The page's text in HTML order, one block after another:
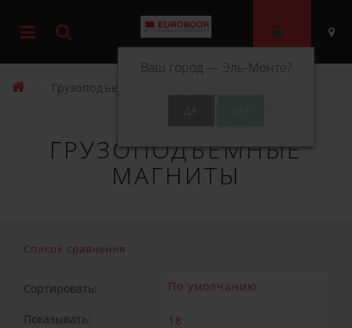
Ваш город — Эль-Монте?
0
Грузоподъемные магниты
ГРУЗОПОДЪЕМНЫЕ
МАГНИТЫ
Список сравнения
Сортировать:
Показывать: